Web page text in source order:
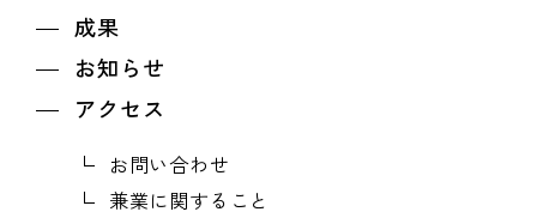
成果
お知らせ
アクセス
お問い合わせ
兼業に関すること